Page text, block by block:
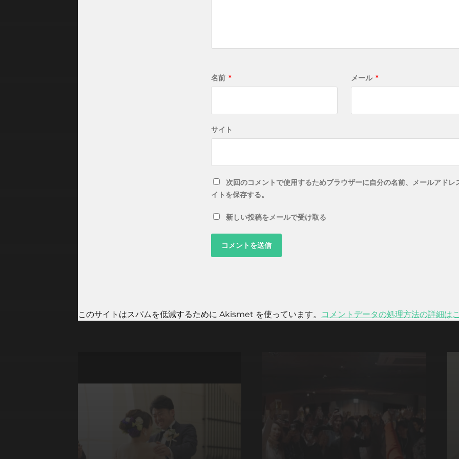
名前 * メール *
サイト
次回のコメントで使用するためブラウザーに自分の名前、メールアドレ
イトを保存する。
新しい投稿をメールで受け取る
このサイトはスパムを低減するために Akismet を使っています。 コメントデータの処理方法の詳細は